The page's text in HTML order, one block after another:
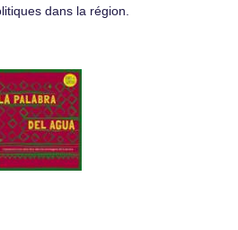
dans la région.